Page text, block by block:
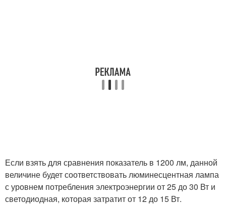
Если взять для сравнения показатель в 1200 лм, данной
величине будет соответствовать люминесцентная лампа
с уровнем потребления электроэнергии от 25 до 30 Вт и
светодиодная, которая затратит от 12 до 15 Вт.